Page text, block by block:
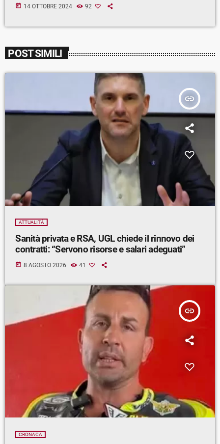
today 14 OTTOBRE 2024 92
POST SIMILI
insert_link
ATTUALITÀ
Sanità privata e RSA, UGL chiede il rinnovo dei
contratti: “Servono risorse e salari adeguati”
today 8 AGOSTO 2026 41
insert_link
CRONACA